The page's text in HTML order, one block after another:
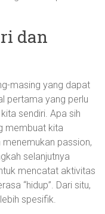
dan
masing yang dapat
pertama yang perlu
sendiri. Apa sih
membuat kita
passion,
selanjutnya
mencatat aktivitas
“hidup”. Dari situ,
spesifik.